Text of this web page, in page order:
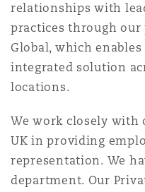
relationships with
practices through
Global, which
integrated solution
locations.
We work closely
UK in providing
representation. We
department. Our